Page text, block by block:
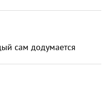
сам додумается